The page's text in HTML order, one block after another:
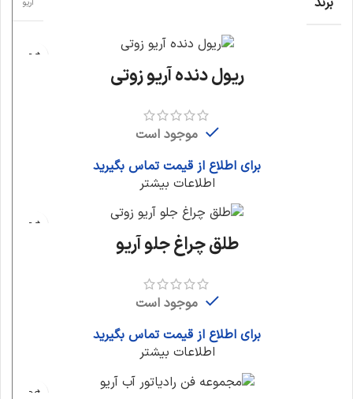
آریو
ریول دنده آریو زوتی
موجود است
برای اطلاع از قیمت تماس بگیرید
اطلاعات بیشتر
طلق چراغ جلو آریو
موجود است
برای اطلاع از قیمت تماس بگیرید
اطلاعات بیشتر